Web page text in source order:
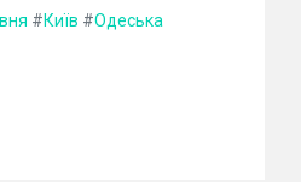
#Київ #Одеська